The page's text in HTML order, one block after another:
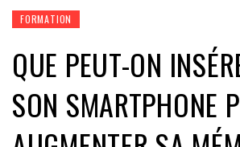
FORMATION
QUE PEUT-ON
SON SMARTPHONE